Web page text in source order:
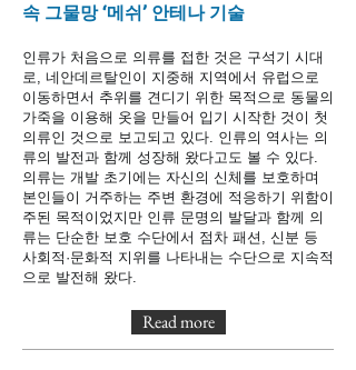
속 그물망 ‘메쉬’ 안테나 기술
인류가 처음으로 의류를 접한 것은 구석기 시대
로, 네안데르탈인이 지중해 지역에서 유럽으로
이동하면서 추위를 견디기 위한 목적으로 동물의
가죽을 이용해 옷을 만들어 입기 시작한 것이 첫
의류인 것으로 보고되고 있다. 인류의 역사는 의
류의 발전과 함께 성장해 왔다고도 볼 수 있다.
의류는 개발 초기에는 자신의 신체를 보호하며
본인들이 거주하는 주변 환경에 적응하기 위함이
주된 목적이었지만 인류 문명의 발달과 함께 의
류는 단순한 보호 수단에서 점차 패션, 신분 등
사회적·문화적 지위를 나타내는 수단으로 지속적
으로 발전해 왔다.
Read more